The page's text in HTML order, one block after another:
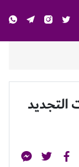
التجديد